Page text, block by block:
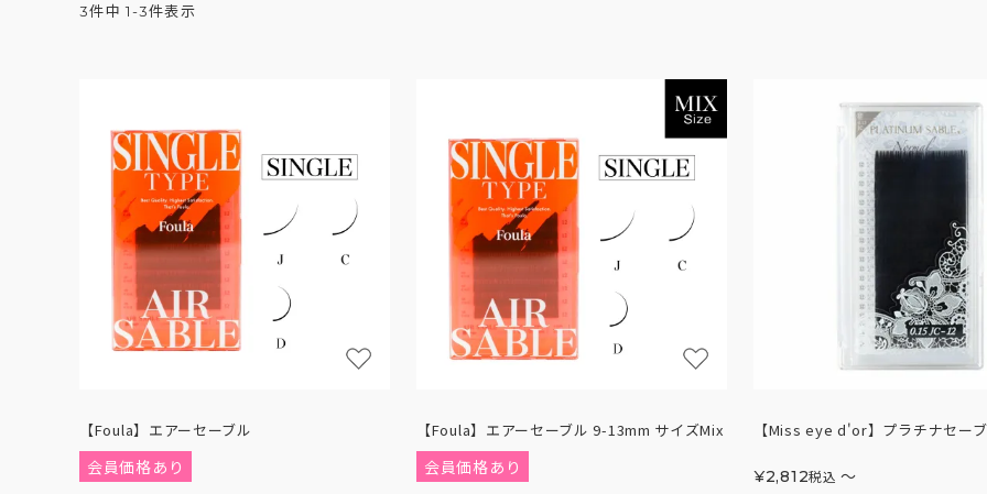
3件中 1-3件表示
【Foula】エアーセーブル
会員価格あり
【Foula】エアーセーブル 9-13mm サイズMix
会員価格あり
【Miss eye d'or】プラチナセー
¥2,812税込 〜